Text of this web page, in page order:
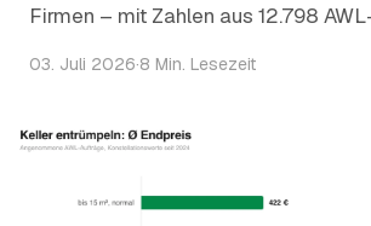
Firmen – mit Zahlen aus 12.798
03. Juli 2026·8 Min. Lesezeit